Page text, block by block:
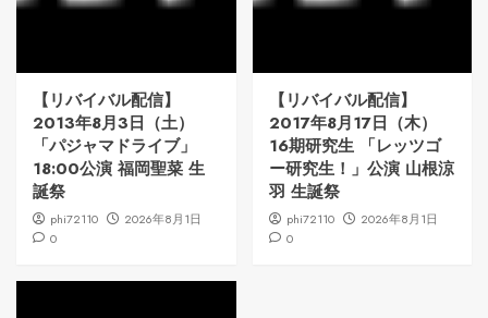
【リバイバル配信】
2013年8月3日（土）
「パジャマドライブ」
18:00公演 福岡聖菜 生
誕祭
phi72110
2026年8月1日
0
【リバイバル配信】
2017年8月17日（木）
16期研究生 「レッツゴ
ー研究生！」公演 山根涼
羽 生誕祭
phi72110
2026年8月1日
0